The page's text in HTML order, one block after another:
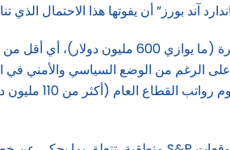
بورز” أن يفوتها هذا الاحتمال الذي
على الرغم من الوضع السياسي